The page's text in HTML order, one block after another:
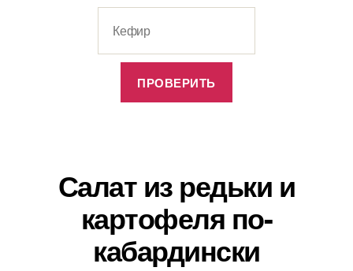
Салат из редьки и
картофеля по-
кабардински